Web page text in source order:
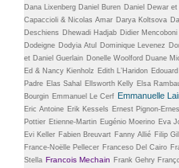
Dana Lixenberg Daniel Buren Daniel Dewar et
Capaccioli & Nicolas Amar Darya Koltsova
Deschiens Dhewadi Hadjab Didier Mencoboni
Dodeigne Dodyia Atul Dominique Levenez
et Daniel Guerlain Donelle Woolford Duane
Ed & Nancy Kienholz Edith L’Haridon
Padre Elas Sahal Ellsworth Kelly Elsa
Bourgin Emmanuel Le Cerf Emmanuelle
Eric Antoine Erik Kessels Ernest Pignon-
Pottier Etienne-Martin Eugénio Moerino Eva
Evi Keller Fabien Breuvart Fanny Allié Filip
France-Noëlle Pellecer Franceso Del Cairo
Stella Francois Mechain Frank Gehry